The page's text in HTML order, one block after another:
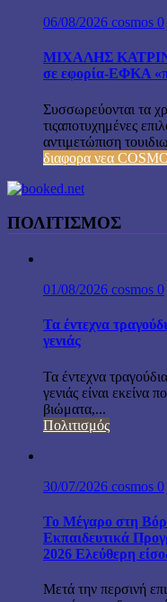
06/08/2026 cosmos 0
ΜΙΧΑΛΗΣ
σε εφορία-ΕΦΚΑ
Συσσωρεύονται τα
τιςαποτυχημένες
αντιμετώπιση
διαφορα νεα
ΠΟΛΙΤΙΣΜΟΣ
01/08/2026 cosmos 0
Τα έντεχνα
γενιάς
Τα έντεχνα
γενιάς είναι εκείνα
βιώματα,...
Πολιτισμός
30/07/2026 cosmos 0
Το Μέγαρο στη
Εκπαιδευτικά
2026 Ελεύθερη
Μετά την περσινή